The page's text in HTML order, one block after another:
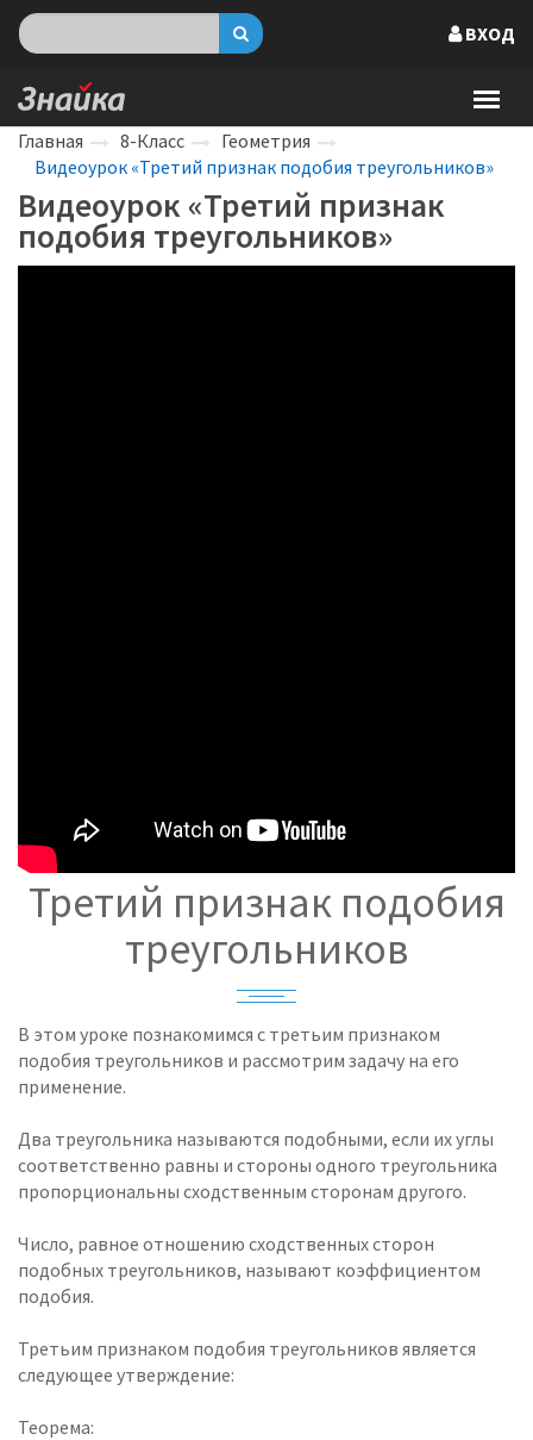
ВХОД
Главная 8-Класс
Геометрия
Видеоурок «Третий признак подобия треугольников»
Видеоурок «Третий признак
подобия треугольников»
Третий признак подобия
треугольников
В этом уроке познакомимся с третьим признаком
подобия треугольников и рассмотрим задачу на его
применение.
Два треугольника называются подобными, если их углы
соответственно равны и стороны одного треугольника
пропорциональны сходственным сторонам другого.
Число, равное отношению сходственных сторон
подобных треугольников, называют коэффициентом
подобия.
Третьим признаком подобия треугольников является
следующее утверждение:
Теорема: